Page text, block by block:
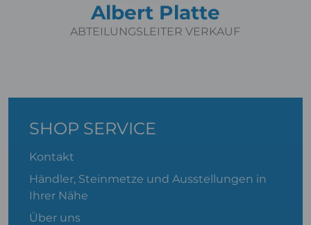
Albert Platte
ABTEILUNGSLEITER VERKAUF
SHOP SERVICE
Kontakt
Händler, Steinmetze und Ausstellungen in
Ihrer Nähe
Über uns